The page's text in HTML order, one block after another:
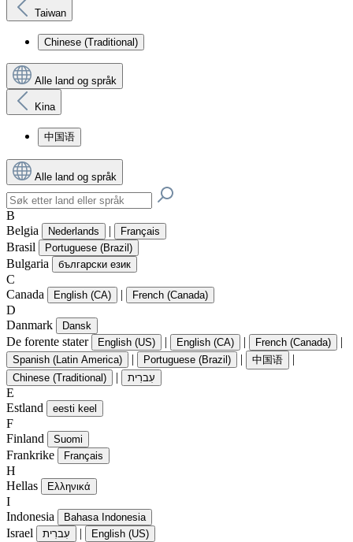
Taiwan
Chinese (Traditional)
Alle land og språk
Kina
中国语
Alle land og språk
B
Belgia
Nederlands | Français
Brasil Portuguese (Brazil)
Bulgaria български език
C
Canada
English (CA) | French (Canada)
D
Danmark
Dansk
De forente stater English (US) | English (CA) | French (Canada) |
Spanish (Latin America) | Portuguese (Brazil) | 中国语 |
Chinese (Traditional) | עִברִית
E
Estland
eesti keel
F
Finland
Suomi
Frankrike Français
H
Hellas
Ελληνικά
I
Indonesia
Bahasa Indonesia
Israel עִברִית | English (US)